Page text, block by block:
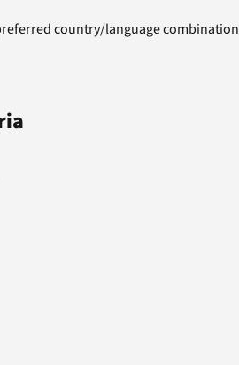
country/language combination